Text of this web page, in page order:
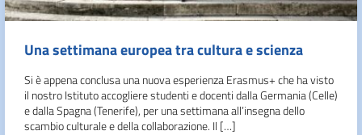
Una settimana europea tra cultura e scienza
Si è appena conclusa una nuova esperienza Erasmus+ che ha visto
il nostro Istituto accogliere studenti e docenti dalla Germania (Celle)
e dalla Spagna (Tenerife), per una settimana all’insegna dello
scambio culturale e della collaborazione. Il […]